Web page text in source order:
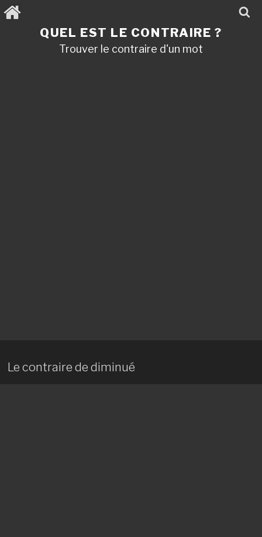
Aller
au
QUEL EST LE CONTRAIRE ?
Trouver le contraire d'un mot
Le contraire de diminué